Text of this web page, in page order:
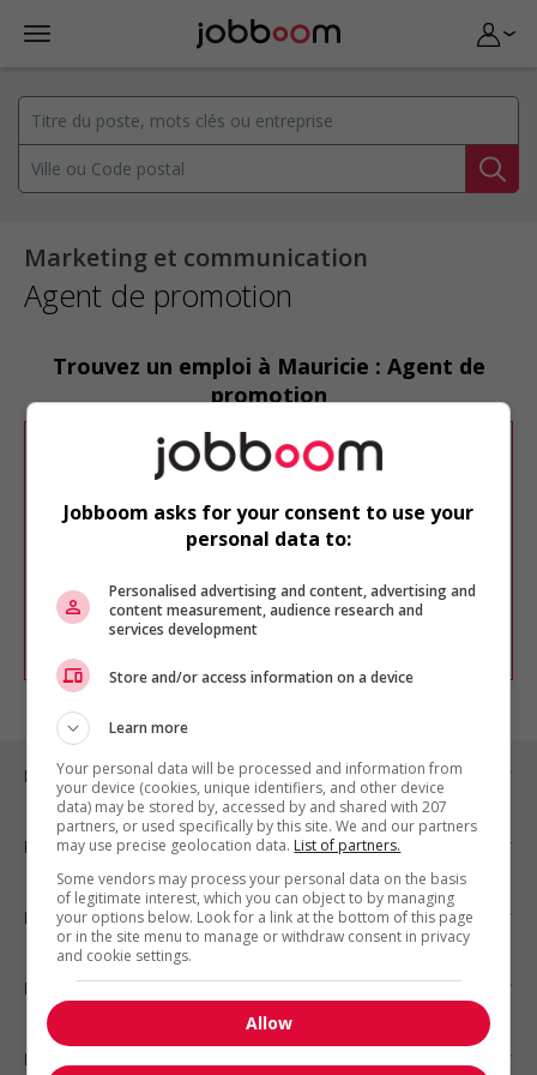
Marketing et communication
Agent de promotion
Trouvez un emploi à Mauricie : Agent de
promotion
Désolé, cette recherche n'a produit aucun
résultat.
Veuillez faire une nouvelle recherche.
Vous pouvez en tout temps utiliser nos
chercher un poste selon votre profil
d'intérêt en emploi en vousinscrivant
comme membre Jobboom.
Emplois par ville
Emplois par secteur
Emplois par statut
Emplois par type
Nos suggestions
Jobboom asks for your consent to use your
personal data to:
Personalised advertising and content, advertising and
content measurement, audience research and
services development
Store and/or access information on a device
Learn more
Your personal data will be processed and information from
your device (cookies, unique identifiers, and other device
data) may be stored by, accessed by and shared with 207
partners, or used specifically by this site. We and our partners
may use precise geolocation data. List of partners.
Some vendors may process your personal data on the basis
of legitimate interest, which you can object to by managing
your options below. Look for a link at the bottom of this page
or in the site menu to manage or withdraw consent in privacy
and cookie settings.
Allow